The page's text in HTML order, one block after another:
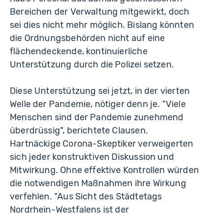
Bereichen der Verwaltung mitgewirkt, doch
sei dies nicht mehr möglich. Bislang könnten
die Ordnungsbehörden nicht auf eine
flächendeckende, kontinuierliche
Unterstützung durch die Polizei setzen.
Diese Unterstützung sei jetzt, in der vierten
Welle der Pandemie, nötiger denn je. "Viele
Menschen sind der Pandemie zunehmend
überdrüssig", berichtete Clausen.
Hartnäckige Corona-Skeptiker verweigerten
sich jeder konstruktiven Diskussion und
Mitwirkung. Ohne effektive Kontrollen würden
die notwendigen Maßnahmen ihre Wirkung
verfehlen. "Aus Sicht des Städtetags
Nordrhein-Westfalens ist der